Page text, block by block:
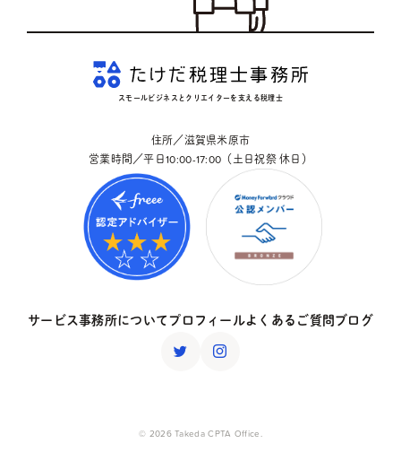
スモールビジネスとクリエイターを支える税理士
住所／滋賀県米原市
営業時間／平日10:00-17:00（土日祝祭 休日）
サービス事務所についてプロフィールよくあるご質問ブログ
© 2026 Takeda CPTA Office.